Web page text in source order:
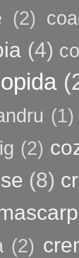
(2)
(4)
(1)
(2)
(8)
(2)